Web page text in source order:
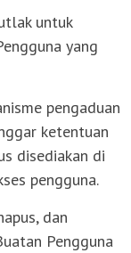
untuk
yang
pengaduan
ketentuan
disediakan di
pengguna.
dan
Pengguna